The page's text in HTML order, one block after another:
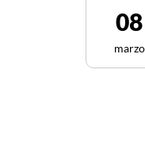
08
marzo